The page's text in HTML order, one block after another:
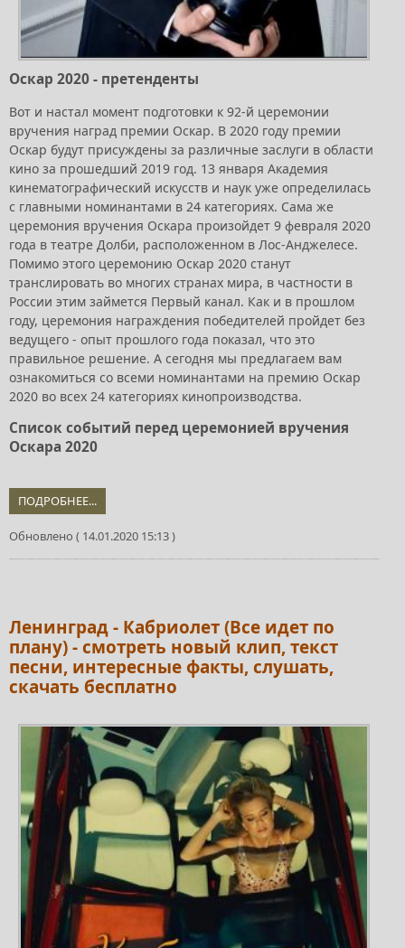
Оскар 2020 - претенденты
Вот и настал момент подготовки к 92-й церемонии
вручения наград премии Оскар. В 2020 году премии
Оскар будут присуждены за различные заслуги в области
кино за прошедший 2019 год. 13 января Академия
кинематографический искусств и наук уже определилась
с главными номинантами в 24 категориях. Сама же
церемония вручения Оскара произойдет 9 февраля 2020
года в театре Долби, расположенном в Лос-Анджелесе.
Помимо этого церемонию Оскар 2020 станут
транслировать во многих странах мира, в частности в
России этим займется Первый канал. Как и в прошлом
году, церемония награждения победителей пройдет без
ведущего - опыт прошлого года показал, что это
правильное решение. А сегодня мы предлагаем вам
ознакомиться со всеми номинантами на премию Оскар
2020 во всех 24 категориях кинопроизводства.
Список событий перед церемонией вручения
Оскара 2020
ПОДРОБНЕЕ...
Обновлено ( 14.01.2020 15:13 )
Ленинград - Кабриолет (Все идет по
плану) - смотреть новый клип, текст
песни, интересные факты, слушать,
скачать бесплатно